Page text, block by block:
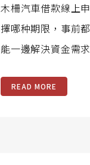
木柵汽車借款線上
擇哪种期限，事前
能一邊解決資金需
READ MORE